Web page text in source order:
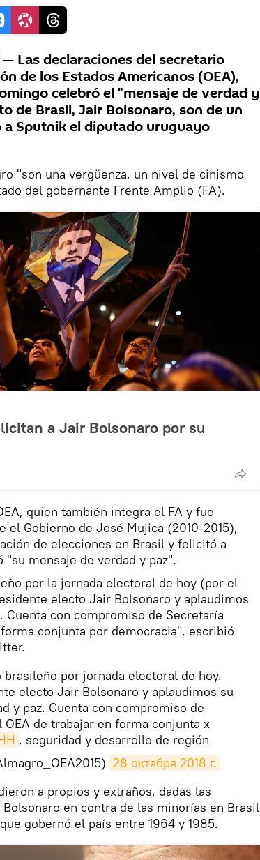
Las declaraciones del secretario
de los Estados Americanos (OEA),
celebró el "mensaje de verdad y
de Brasil, Jair Bolsonaro, son de un
Sputnik el diputado uruguayo
"son una vergüenza, un nivel de cinismo
del gobernante Frente Amplio (FA).
a Jair Bolsonaro por su
quien también integra el FA y fue
el Gobierno de José Mujica (2010-2015),
de elecciones en Brasil y felicitó a
"su mensaje de verdad y paz".
por la jornada electoral de hoy (por el
electo Jair Bolsonaro y aplaudimos
Cuenta con compromiso de Secretaría
conjunta por democracia", escribió
brasileño por jornada electoral de hoy.
electo Jair Bolsonaro y aplaudimos su
y paz. Cuenta con compromiso de
OEA de trabajar en forma conjunta x
, seguridad y desarrollo de región
28 октября 2018 г.
a propios y extraños, dadas las
en contra de las minorías en Brasil
gobernó el país entre 1964 y 1985.